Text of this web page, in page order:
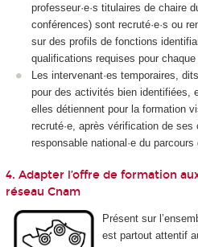
professeur·e·s titulaires de chaire
conférences) sont recruté·e·s ou
sur des profils de fonctions
qualifications requises pour chaque
Les intervenant·es temporaires,
pour des activités bien identifiées,
elles détiennent pour la formation
recruté·e, après vérification de
responsable national·e du
4. Adapter l’offre de formation
réseau Cnam
Présent sur
est partout attentif